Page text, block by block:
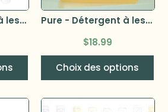
Pure - Détergent à lessive 10L
Pure - Détergent à lessive 2,5L
$18.99
Choix des options